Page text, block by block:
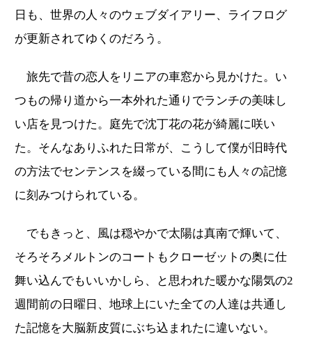
日も、世界の人々のウェブダイアリー、ライフログ
が更新されてゆくのだろう。
旅先で昔の恋人をリニアの車窓から見かけた。い
つもの帰り道から一本外れた通りでランチの美味し
い店を見つけた。庭先で沈丁花の花が綺麗に咲い
た。そんなありふれた日常が、こうして僕が旧時代
の方法でセンテンスを綴っている間にも人々の記憶
に刻みつけられている。
でもきっと、風は穏やかで太陽は真南で輝いて、
そろそろメルトンのコートもクローゼットの奥に仕
舞い込んでもいいかしら、と思われた暖かな陽気の2
週間前の日曜日、地球上にいた全ての人達は共通し
た記憶を大脳新皮質にぶち込まれたに違いない。